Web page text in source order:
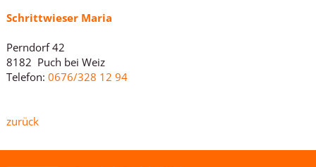
Schrittwieser Maria
Perndorf 42
8182 Puch bei Weiz
Telefon: 0676/328 12 94
zurück